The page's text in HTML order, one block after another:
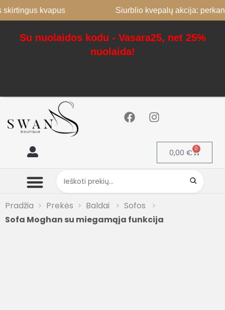
kvapus Siurblio kvepalų akcija: perkant 2,
Su nuolaidos kodu - Vasara25, net 25%
nuolaida!
0,00 € 0
Pradžia Prekės Baldai
Sofos
Sofa Moghan su miegamąja funkcija